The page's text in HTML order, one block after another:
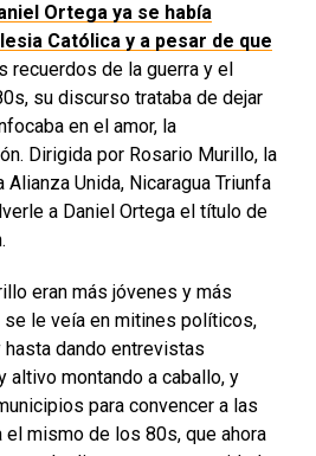
Ortega ya se había
Católica y a pesar de que
recuerdos de la guerra y el
su discurso trataba de dejar
en el amor, la
Dirigida por Rosario Murillo, la
Unida, Nicaragua Triunfa
a Daniel Ortega el título de
eran más jóvenes y más
se le veía en mitines políticos,
dando entrevistas
altivo montando a caballo, y
para convencer a las
el mismo de los 80s, que ahora